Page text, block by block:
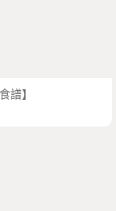
譜】